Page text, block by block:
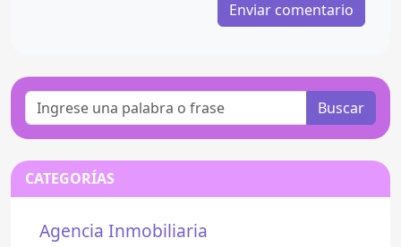
Buscar
CATEGORÍAS
Agencia Inmobiliaria